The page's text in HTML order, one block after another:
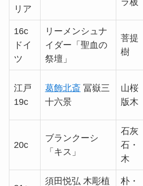
リア
ラ板
16c
ドイ
ツ
リーメンシュナ
イダー「聖血の
祭壇」
菩提
樹
江戸
19c
葛飾北斎冨嶽三
十六景
山桜
版木
20c
ブランクーシ
「キス」
石灰
石・
木
須田悦弘 木彫植
朴・